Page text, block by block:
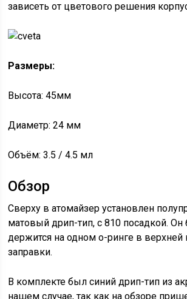
зависеть от цветового решения
Размеры:
Высота: 45мм
Диаметр: 24 мм
Объём: 3.5 / 4.5 мл
Обзор
Сверху в атомайзер установлен
матовый дрип-тип, с 810 посадкой. Он
держится на одном о-ринге в
заправки.
В комплекте был синий дрип-тип из
нашем случае, так как на обзоре